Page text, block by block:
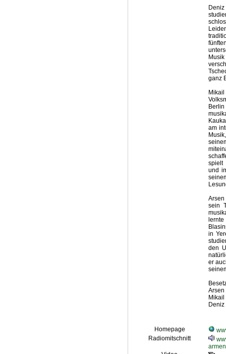
ganz
am
spielt
und
Arsen
sein
in
den
er
Homepage
Radiomitschnitt